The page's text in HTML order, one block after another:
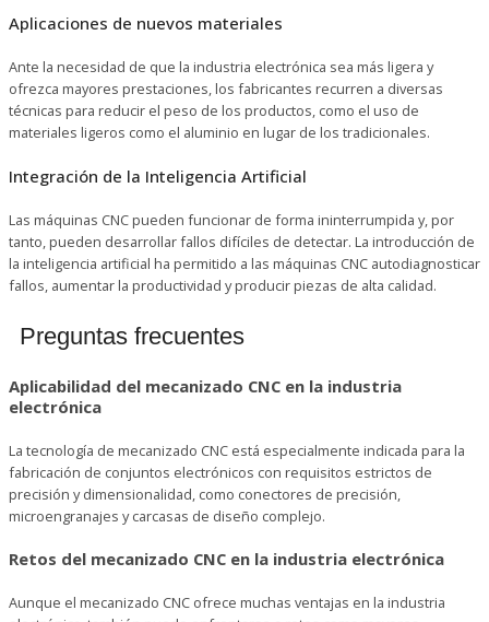
Aplicaciones de nuevos materiales
Ante la necesidad de que la industria electrónica sea más ligera y
ofrezca mayores prestaciones, los fabricantes recurren a diversas
técnicas para reducir el peso de los productos, como el uso de
materiales ligeros como el aluminio en lugar de los tradicionales.
Integración de la Inteligencia Artificial
Las máquinas CNC pueden funcionar de forma ininterrumpida y, por
tanto, pueden desarrollar fallos difíciles de detectar. La introducción de
la inteligencia artificial ha permitido a las máquinas CNC autodiagnosticar
fallos, aumentar la productividad y producir piezas de alta calidad.
Preguntas frecuentes
Aplicabilidad del mecanizado CNC en la industria
electrónica
La tecnología de mecanizado CNC está especialmente indicada para la
fabricación de conjuntos electrónicos con requisitos estrictos de
precisión y dimensionalidad, como conectores de precisión,
microengranajes y carcasas de diseño complejo.
Retos del mecanizado CNC en la industria electrónica
Aunque el mecanizado CNC ofrece muchas ventajas en la industria